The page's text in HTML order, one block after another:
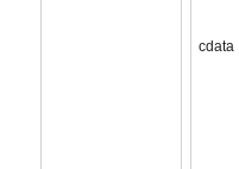
cdata